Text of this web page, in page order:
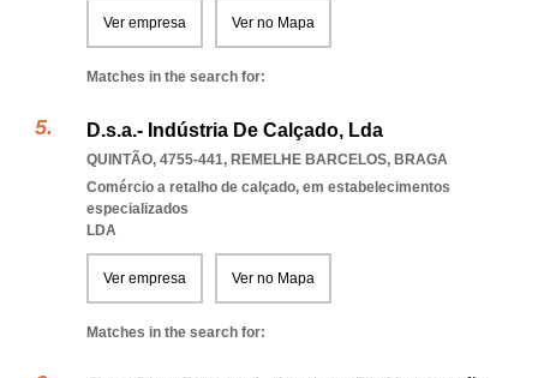
Ver empresa Ver no Mapa
Matches in the search for:
D.s.a.- Indústria De Calçado, Lda
QUINTÃO, 4755-441, REMELHE BARCELOS, BRAGA
Comércio a retalho de calçado, em estabelecimentos
especializados
LDA
Ver empresa Ver no Mapa
Matches in the search for: